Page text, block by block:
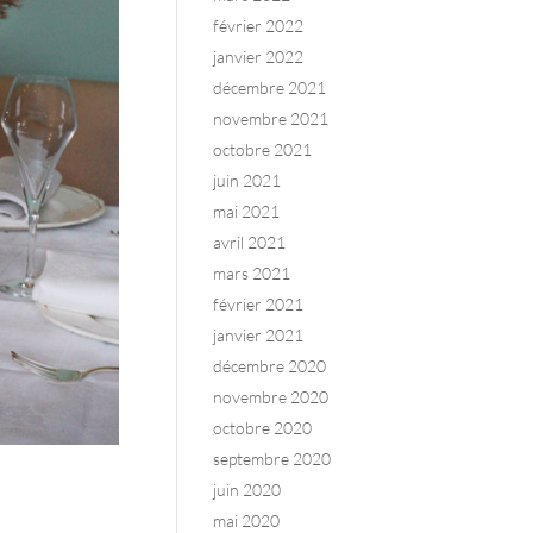
février 2022
janvier 2022
décembre 2021
novembre 2021
octobre 2021
juin 2021
mai 2021
avril 2021
mars 2021
février 2021
janvier 2021
décembre 2020
novembre 2020
octobre 2020
septembre 2020
juin 2020
mai 2020